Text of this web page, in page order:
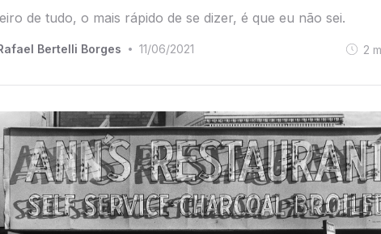
de tudo, o mais rápido de se dizer, é que eu não sei.
Bertelli Borges • 11/06/2021 2